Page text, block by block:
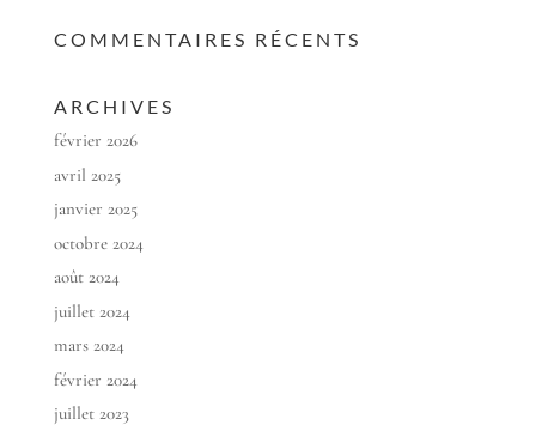
COMMENTAIRES RÉCENTS
ARCHIVES
février 2026
avril 2025
janvier 2025
octobre 2024
août 2024
juillet 2024
mars 2024
février 2024
juillet 2023